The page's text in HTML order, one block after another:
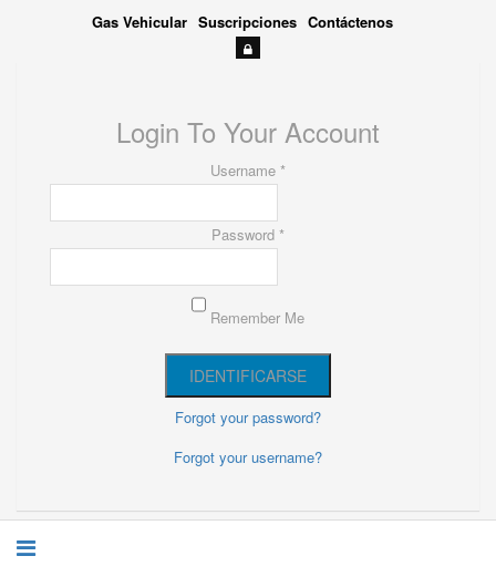
Gas Vehicular Suscripciones Contáctenos
Login To Your Account
Username *
Password *
Remember Me
Forgot your password?
Forgot your username?